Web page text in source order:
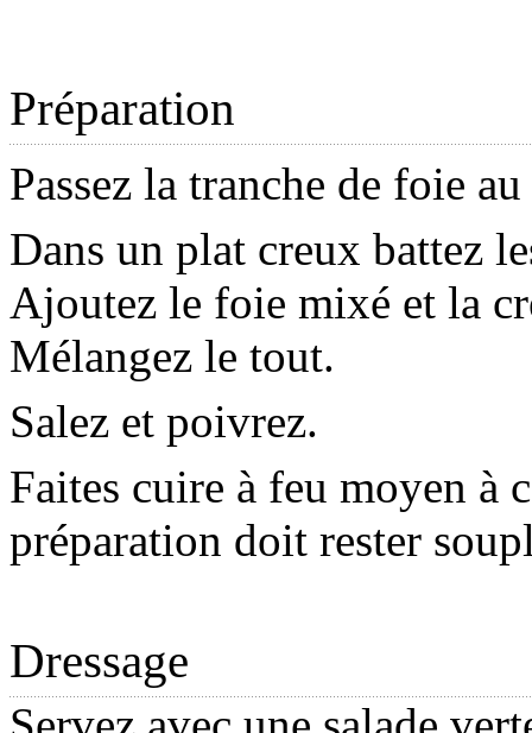
Préparation
Passez la tranche de foie
Dans un plat creux battez
Ajoutez le foie mixé et la
Mélangez le tout.
Salez et poivrez.
Faites cuire à feu moyen à
préparation doit rester
Dressage